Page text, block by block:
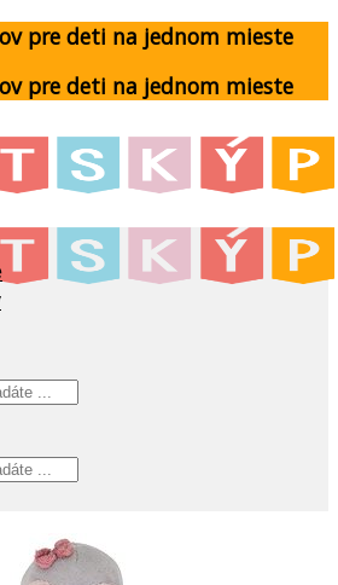
pre deti na jednom mieste
pre deti na jednom mieste